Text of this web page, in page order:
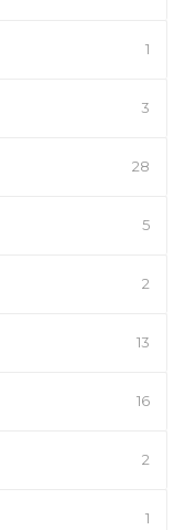
1
3
28
5
2
13
16
2
1